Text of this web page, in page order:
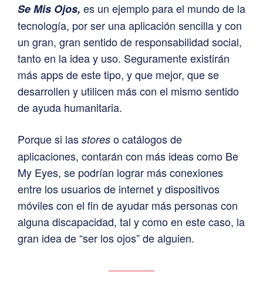
Se Mis Ojos, es un ejemplo para el mundo de la
tecnología, por ser una aplicación sencilla y con
un gran, gran sentido de responsabilidad social,
tanto en la idea y uso. Seguramente existirán
más apps de este tipo, y que mejor, que se
desarrollen y utilicen más con el mismo sentido
de ayuda humanitaria.
Porque si las stores o catálogos de
aplicaciones, contarán con más ideas como Be
My Eyes, se podrían lograr más conexiones
entre los usuarios de internet y dispositivos
móviles con el fin de ayudar más personas con
alguna discapacidad, tal y como en este caso, la
gran idea de “ser los ojos” de alguien.